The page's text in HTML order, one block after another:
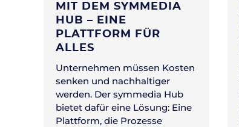
MIT DEM SYMMEDIA
HUB – EINE
PLATTFORM FÜR
ALLES
Unternehmen müssen Kosten
senken und nachhaltiger
werden. Der symmedia Hub
bietet dafür eine Lösung: Eine
Plattform, die Prozesse